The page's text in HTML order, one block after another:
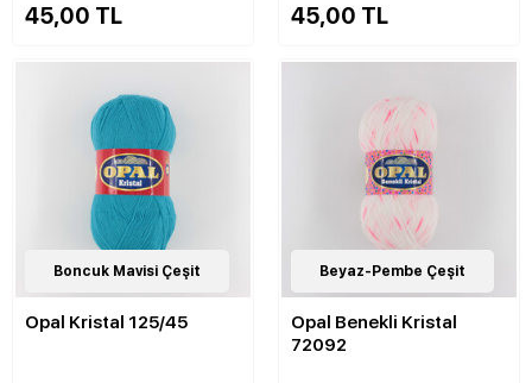
45,00 TL 45,00 TL
82Çeşit
Boncuk Mavisi Çeşit
Opal Kristal 125/45
11Çeşit
Beyaz-Pembe Çeşit
Opal Benekli Kristal
72092